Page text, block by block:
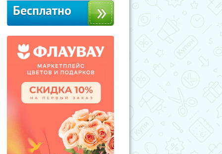
Бесплатно